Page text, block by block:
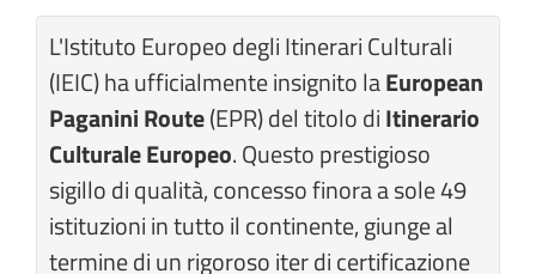
L'Istituto Europeo degli Itinerari Culturali
(IEIC) ha ufficialmente insignito laEuropean
Paganini Route(EPR) del titolo diItinerario
Culturale Europeo. Questo prestigioso
sigillo di qualità, concesso finora a sole 49
istituzioni in tutto il continente, giunge al
termine di un rigoroso iter di certificazione